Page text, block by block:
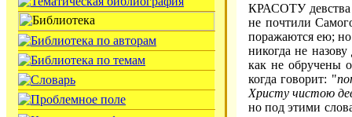
КРАСОТУ девства
не почтили
поражаются ею; но
никогда не
как не обручены
когда говорит: "
Христу чистою
но под этими